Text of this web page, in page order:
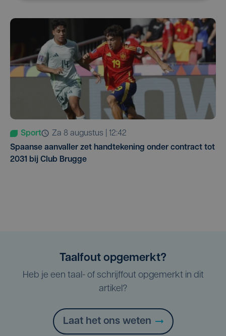
Sport
za 8 augustus | 12:42
Spaanse aanvaller zet handtekening onder contract tot
2031 bij Club Brugge
Taalfout opgemerkt?
Heb je een taal- of schrijffout opgemerkt in dit
artikel?
Laat het ons weten